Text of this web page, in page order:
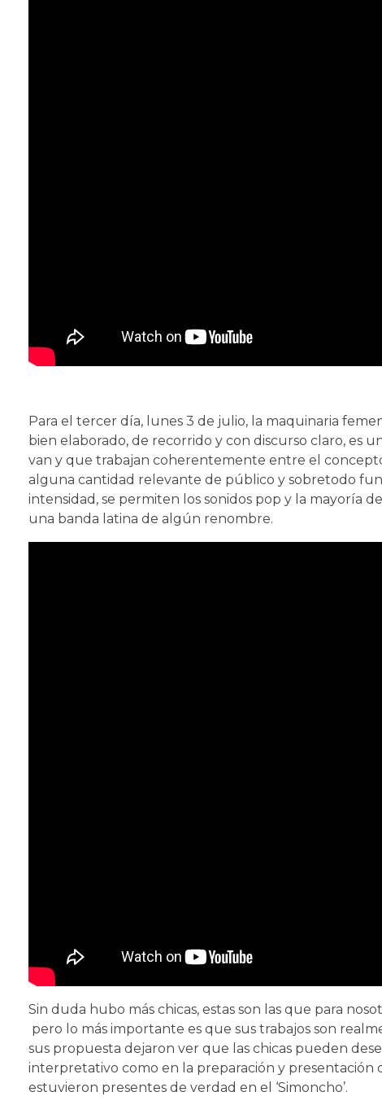
Para el tercer día, lunes 3 de julio, la maquinaria
bien elaborado, de recorrido y con discurso claro, es
van y que trabajan coherentemente entre el
alguna cantidad relevante de público y sobretodo
intensidad, se permiten los sonidos pop y la mayoría
una banda latina de algún renombre.
Sin duda hubo más chicas, estas son las que para
pero lo más importante es que sus trabajos son
sus propuesta dejaron ver que las chicas pueden
interpretativo como en la preparación y presentación
estuvieron presentes de verdad en el ‘Simoncho’.